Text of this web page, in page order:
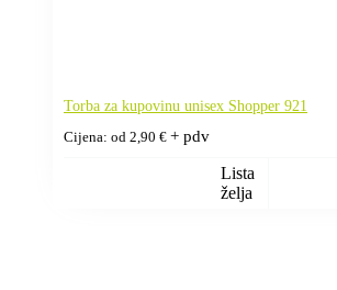
Torba za kupovinu unisex Shopper 921
Cijena: od 2,90 € + pdv
Lista
želja